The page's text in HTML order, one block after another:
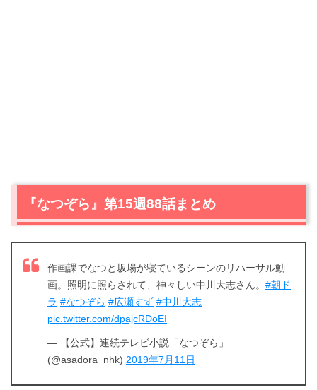
『なつぞら』第15週88話まとめ
作画課でなつと坂場が寝ているシーンのリハーサル動
画。照明に照らされて、神々しい中川大志さん。 #朝ド
ラ #なつぞら #広瀬すず #中川大志
pic.twitter.com/dpajcRDoEI
— 【公式】連続テレビ小説「なつぞら」
(@asadora_nhk) 2019年7月11日